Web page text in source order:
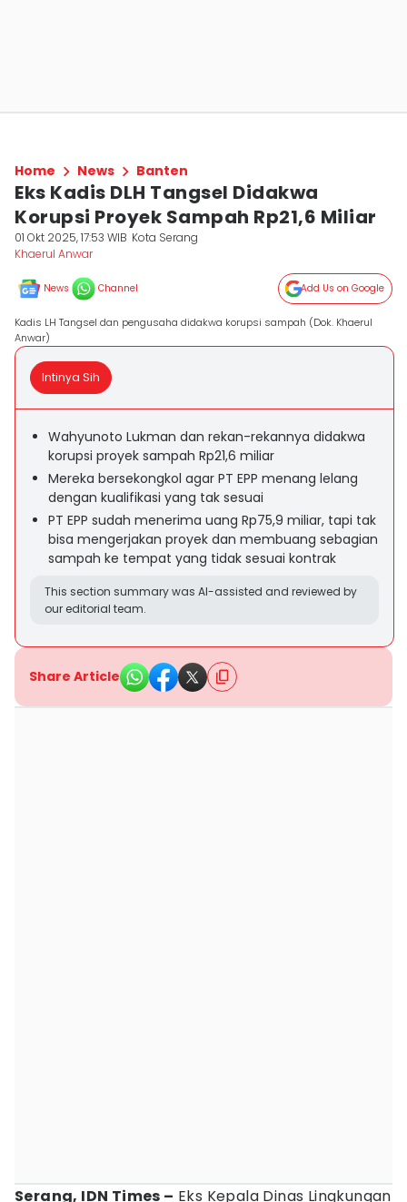
Home News Banten
Eks Kadis DLH Tangsel Didakwa
Korupsi Proyek Sampah Rp21,6 Miliar
01 Okt 2025, 17:53 WIB Kota Serang
Khaerul Anwar
News Channel Add Us on Google
Kadis LH Tangsel dan pengusaha didakwa korupsi sampah (Dok. Khaerul
Anwar)
Intinya Sih
Wahyunoto Lukman dan rekan-rekannya didakwa
korupsi proyek sampah Rp21,6 miliar
Mereka bersekongkol agar PT EPP menang lelang
dengan kualifikasi yang tak sesuai
PT EPP sudah menerima uang Rp75,9 miliar, tapi tak
bisa mengerjakan proyek dan membuang sebagian
sampah ke tempat yang tidak sesuai kontrak
This section summary was AI-assisted and reviewed by
our editorial team.
Share Article
Serang, IDN Times – Eks Kepala Dinas Lingkungan